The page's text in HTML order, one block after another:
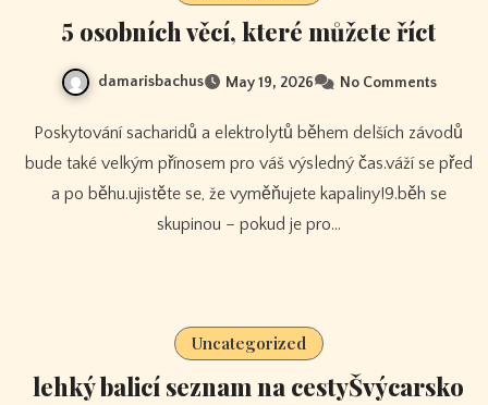
5 osobních věcí, které můžete říct
damarisbachus May 19, 2026 No Comments
Poskytování sacharidů a elektrolytů během delších závodů
bude také velkým přínosem pro váš výsledný čas.váží se před
a po běhu.ujistěte se, že vyměňujete kapaliny!9.běh se
skupinou – pokud je pro…
Uncategorized
lehký balicí seznam na cestyŠvýcarsko